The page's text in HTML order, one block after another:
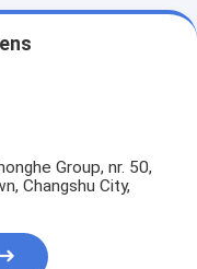
Group, nr. 50,
Changshu City,